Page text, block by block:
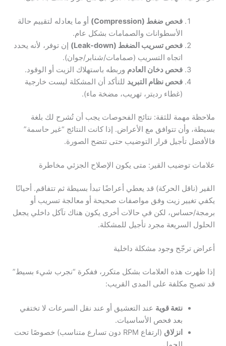
فحص ضغط (Compression)
أو ما يعادله لتقييم حالة
الأسطوانات والصمامات بشكل عام.
فحص تسريب الضغط (Leak-down)
إن توفر، لأنه يحدد
اتجاه التسريب (صمامات/شنابر/جوان).
فحص دخان العادم وربطه باستهلاك الزيت أو الوقود.
فحص نظام التبريد للتأكد أن المشكلة ليست خارجية
(غطاء رديتر، تهريب، مضخة ماء).
ملاحظة مهمة للثقة: نتائج الفحوصات يجب أن تُشرح لك بلغة
بسيطة، وأن تتوافق مع الأعراض. إذا كانت النتائج “غير حاسمة”
فالأفضل تأجيل قرار التوضيب حتى تتضح الصورة.
علامات توضيب القير: متى يكون الإصلاح الجزئي مخاطرة
القير (ناقل الحركة) قد يعطي أعراضًا تبدأ بسيطة ثم تتفاقم. أحيانًا
يكفي تغيير زيت وفق مواصفات صحيحة أو معالجة تسريب أو
برمجة/حساس، لكن في حالات أخرى يكون هناك تآكل داخلي يجعل
الحلول السريعة مجرد تأجيل للمشكلة.
أعراض ترجّح وجود مشكلة داخلية
إذا ظهرت هذه العلامات بشكل متكرر، ففكرة “نجرب شيء بسيط”
قد تصبح مكلفة على المدى القريب:
نتعة قوية عند التعشيق أو عند نقل السرعات لا تختفي
بعد فحص الأساسيات.
انزلاق
(ارتفاع RPM دون تسارع متناسب) خصوصًا تحت